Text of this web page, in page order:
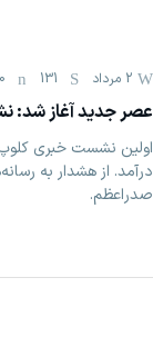
2 مرداد 131
0
عصر جدید آغاز شد:
اولین نشست خبری کلوپ
درآمد. از هشدار به
صدراعظم.